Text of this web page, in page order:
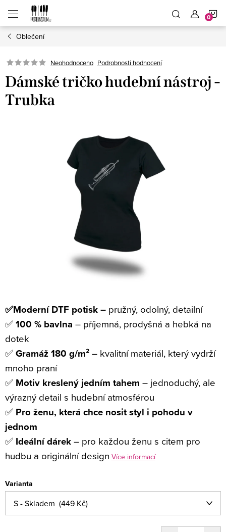
obsah
Oblečení
Neohodnoceno Podrobnosti hodnocení
Dámské tričko hudební nástroj -
Trubka
✅Moderní DTF potisk – pružný, odolný, detailní
✅100 % bavlna – příjemná, prodyšná a hebká na
dotek
✅Gramáž 180 g/m²– kvalitní materiál, který vydrží
mnoho praní
✅ Motiv kreslený jedním tahem – jednoduchý, ale
výrazný detail s hudební atmosférou
✅ Pro ženu, která chce nosit styl i pohodu v
jednom
✅ Ideální dárek– pro každou ženu s citem pro
hudbu a originální design Více informací
Varianta